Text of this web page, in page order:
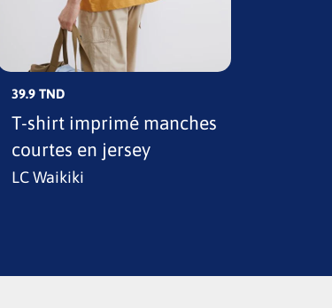
39.9 TND
T-shirt imprimé manches
courtes en jersey
LC Waikiki